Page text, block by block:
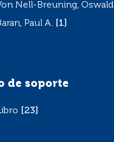
Breuning, Oswald
Nell-Breuning, Oswald
Paul A.Paul A.
[1]
de soporte
[23]